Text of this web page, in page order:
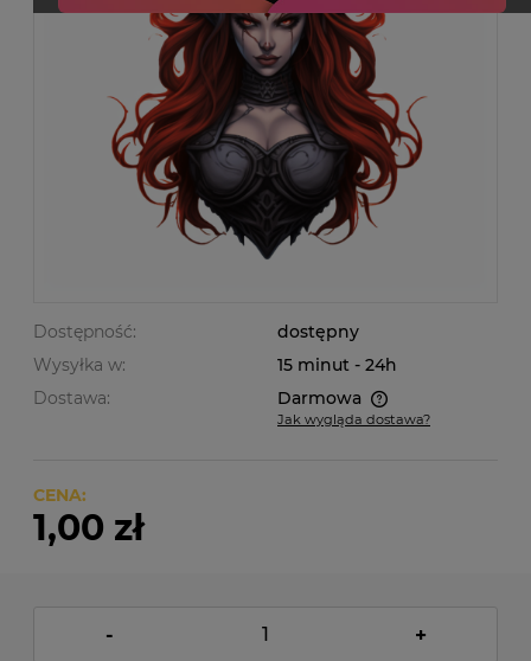
Dostępność:
dostępny
Wysyłka w:
15 minut - 24h
Dostawa:
Darmowa
Cena nie zawiera ewentualnych kosztów płatności
Jak wygląda dostawa?
CENA:
1,00 zł
- +